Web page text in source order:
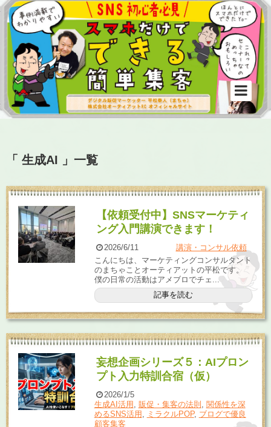
「 生成AI 」一覧
【依頼受付中】SNSマーケティ
ング入門講演できます！
2026/6/11
講演・コンサル依頼
こんにちは、マーケティングコンサルタント
のまちゃことオーティアットの平松です。
僕の日常の活動はアメブロでチェ...
記事を読む
妄想企画シリーズ５：AIプロン
プト入力特訓合宿（仮）
2026/1/5
生成AI活用
販促・集客の法則
関係性を深
めるSNS活用
ミラクルPOP, ブログで優良
顧客集客